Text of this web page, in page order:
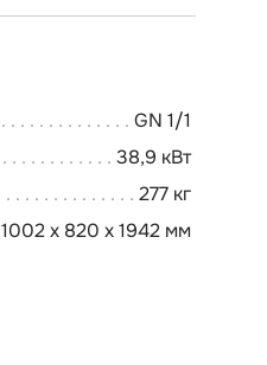
GN 1/1
38,9 кВт
277 кг
1002 x 820 x 1942 мм